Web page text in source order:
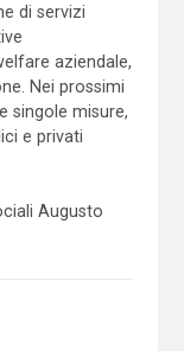
di servizi
aziendale,
Nei prossimi
singole misure,
e privati
Augusto